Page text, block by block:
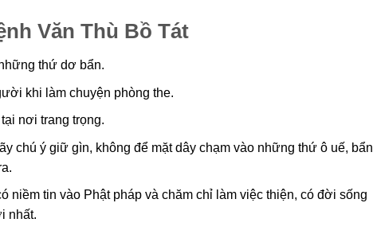
Văn Thù Bồ Tát
thứ dơ bẩn.
khi làm chuyện phòng the.
nơi trang trọng.
chú ý giữ gìn, không để mặt dây chạm vào những thứ ô uế, bẩn
niềm tin vào Phật pháp và chăm chỉ làm việc thiện, có đời sống
nhất.